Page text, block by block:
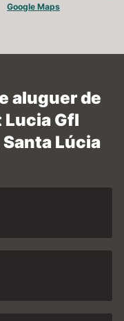
Google Maps
aluguer de
Lucia Gfl
Lúcia